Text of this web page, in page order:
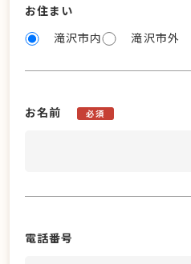
お住まい
滝沢市内
滝沢市外
お名前 必須
電話番号